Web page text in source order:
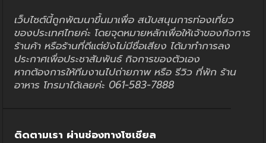
เว็บไซต์นี้ถูกพัฒนาขึ้นมาเพื่อ สนับสนุนการท่องเที่ยว
ของประเทศไทยค่ะ โดยจุดหมายหลักเพื่อให้เจ้าของกิจการ
ร้านค้า หรือร้านที่ดีแต่ยังไม่มีชื่อเสียง ได้มาทำการลง
ประกาศเพื่อประชาสัมพันธ์ กิจการของตัวเอง
หากต้องการให้ทีมงานไปถ่ายภาพ หรือ รีวิว ที่พัก ร้าน
อาหาร โทรมาได้เลยค่ะ 061-583-7888
ติดตามเรา ผ่านช่องทางโซเชียล